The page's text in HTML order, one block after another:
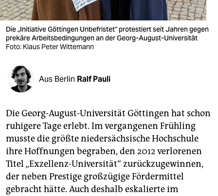
shop
fragen & hilfe
unterstützen
abo
genossenschaft
epaper login
Die „Initiative Göttingen Unbefristet“ protestiert seit Jahren gegen
prekäre Arbeitsbedingungen an der Georg-August-Universität
Foto: Klaus Peter Wittemann
Aus Berlin Ralf Pauli
Die Georg-August-Universität Göttingen hat schon
ruhigere Tage erlebt. Im vergangenen Frühling
musste die größte niedersächsische Hochschule
ihre Hoffnungen begraben, den 2012 verlorenen
Titel „Exzellenz-Universität“ zurückzugewinnen,
der neben Prestige großzügige Fördermittel
gebracht hätte. Auch deshalb eskalierte im